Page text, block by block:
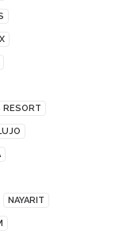
RESORT
NAYARIT